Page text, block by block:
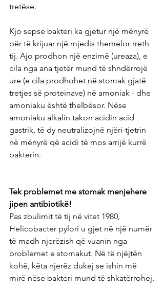
tretëse.
Kjo sepse bakteri ka gjetur një mënyrë
për të krijuar një mjedis themelor rreth
tij. Ajo prodhon një enzimë (ureaza), e
cila nga ana tjetër mund të shndërrojë
ure (e cila prodhohet në stomak gjatë
tretjes së proteinave) në amoniak - dhe
amoniaku është thelbësor. Nëse
amoniaku alkalin takon acidin acid
gastrik, të dy neutralizojnë njëri-tjetrin
në mënyrë që acidi të mos arrijë kurrë
bakterin.
Tek problemet me stomak menjehere
jipen antibiotikë!
Pas zbulimit të tij në vitet 1980,
Helicobacter pylori u gjet në një numër
të madh njerëzish që vuanin nga
problemet e stomakut. Në të njëjtën
kohë, këta njerëz dukej se ishin më
mirë nëse bakteri mund të shkatërrohej.